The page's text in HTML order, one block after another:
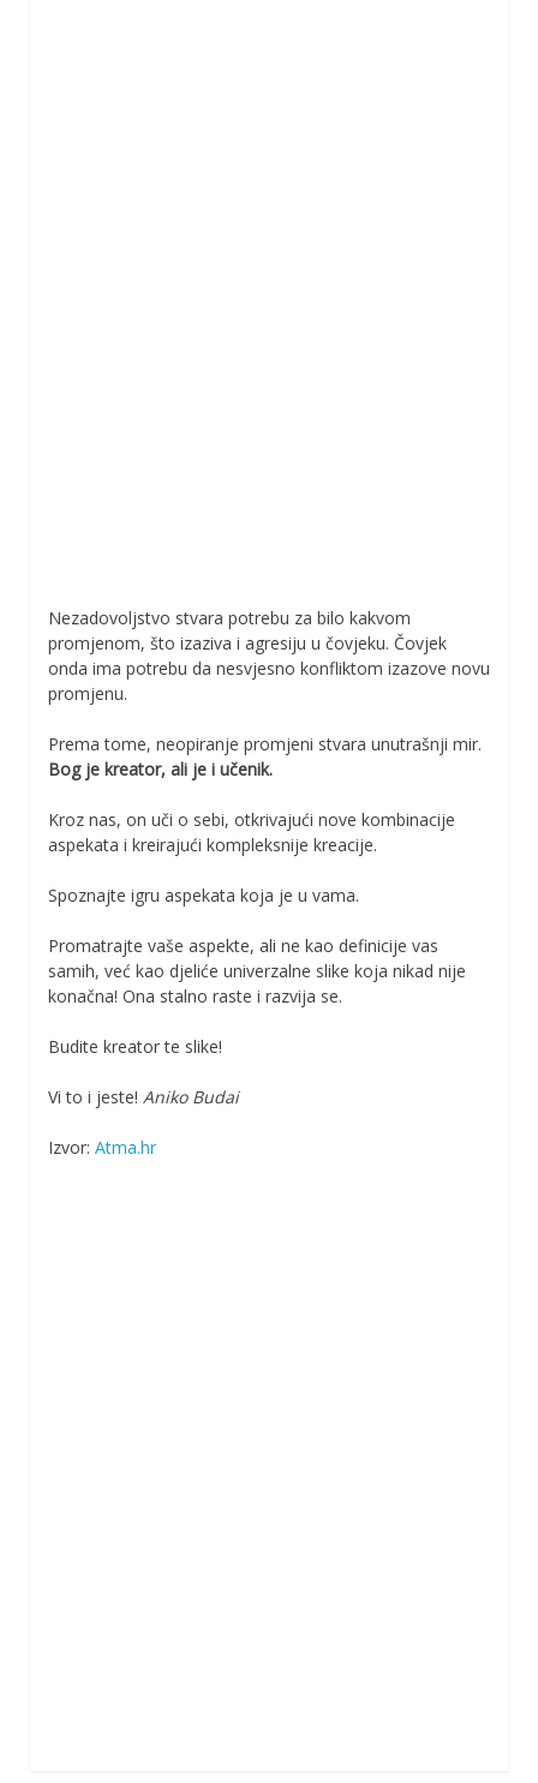
Nezadovoljstvo stvara potrebu za bilo kakvom
promjenom, što izaziva i agresiju u čovjeku. Čovjek
onda ima potrebu da nesvjesno konfliktom izazove novu
promjenu.
Prema tome, neopiranje promjeni stvara unutrašnji mir.
Bog je kreator, ali je i učenik.
Kroz nas, on uči o sebi, otkrivajući nove kombinacije
aspekata i kreirajući kompleksnije kreacije.
Spoznajte igru aspekata koja je u vama.
Promatrajte vaše aspekte, ali ne kao definicije vas
samih, već kao djeliće univerzalne slike koja nikad nije
konačna! Ona stalno raste i razvija se.
Budite kreator te slike!
Vi to i jeste! Aniko Budai
Izvor: Atma.hr